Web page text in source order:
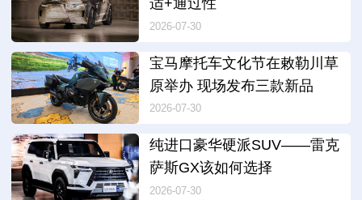
适+通过性
2026-07-30
宝马摩托车文化节在敕勒川草
原举办 现场发布三款新品
2026-07-30
纯进口豪华硬派SUV——雷克
萨斯GX该如何选择
2026-07-30